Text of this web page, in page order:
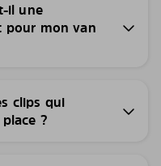
il une
pour mon van
clips qui
?